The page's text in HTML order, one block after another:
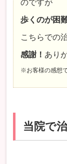
のですが
歩くのが困
こちらでの
感謝！ あり
※お客様の感想
当院で